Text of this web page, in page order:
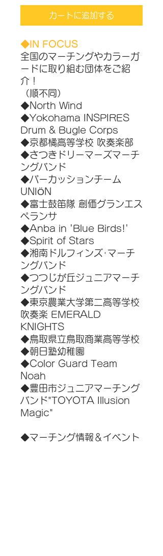
カートに追加する
◆IN FOCUS
全国のマーチングやカラーガ
ードに取り組む団体をご紹
介！
（​順不同）
◆North Wind
◆Yokohama INSPIRES
Drum & Bugle Corps
◆京都橘高等学校 吹奏楽部
◆さつきドリーマーズマーチ
ングバンド
◆パーカッションチーム
UNIÖN
◆富士鼓笛隊 創価グランエス
ペランサ
◆Anba in 'Blue Birds!'
◆Spirit of Stars
◆湘南ドルフィンズ･マーチ
ングバンド
◆つつじが丘ジュニアマーチ
ングバンド
◆東京農業大学第二高等学校
吹奏楽 EMERALD
KNIGHTS
◆鳥取県立鳥取商業高等学校
◆朝日塾幼稚園
◆Color Guard Team
Noah
◆豊田市ジュニアマーチング
バンド"TOYOTA Illusion
Magic"
◆マーチング情報＆イベント